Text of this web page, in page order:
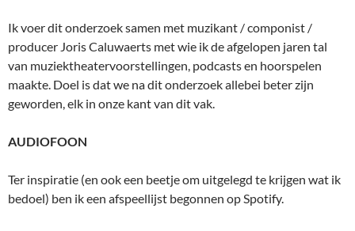
Ik voer dit onderzoek samen met muzikant / componist /
producer Joris Caluwaerts met wie ik de afgelopen jaren tal
van muziektheatervoorstellingen, podcasts en hoorspelen
maakte. Doel is dat we na dit onderzoek allebei beter zijn
geworden, elk in onze kant van dit vak.
AUDIOFOON
Ter inspiratie (en ook een beetje om uitgelegd te krijgen wat ik
bedoel) ben ik een afspeellijst begonnen op Spotify.